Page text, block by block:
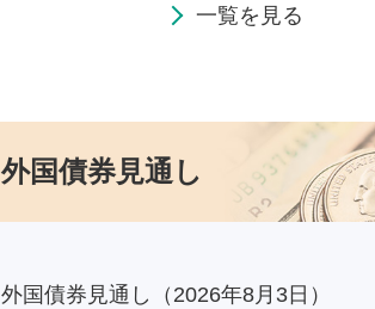
一覧を見る
外国債券見通し
外国債券見通し（2026年8月3日）